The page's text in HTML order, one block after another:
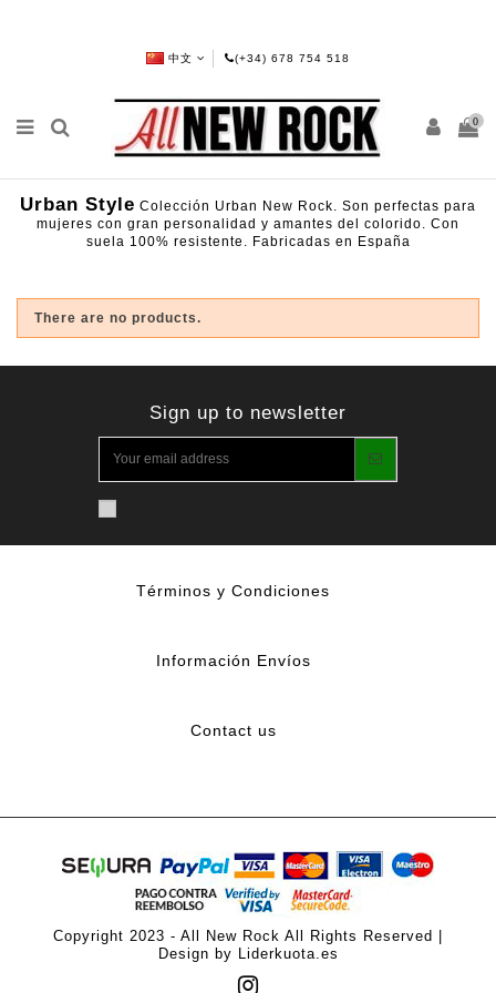
中文 (+34) 678 754 518
0
Urban Style Colección Urban New Rock. Son perfectas para
mujeres con gran personalidad y amantes del colorido. Con
suela 100% resistente. Fabricadas en España
There are no products.
Sign up to newsletter
Términos y Condiciones
Información Envíos
Contact us
Copyright 2023 - All New Rock All Rights Reserved |
Design by Liderkuota.es